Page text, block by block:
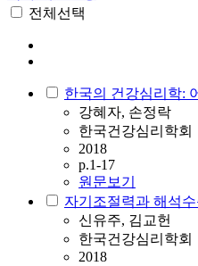
전체선택
한국의 건강심리학:
강혜자, 손정락
한국건강심리학회
2018
p.1-17
원문보기
자기조절력과 해석
신유주, 김교헌
한국건강심리학회
2018